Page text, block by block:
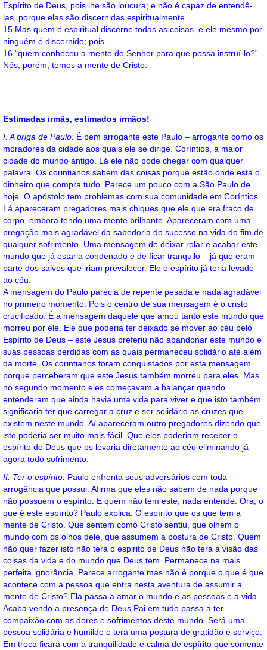
Espírito de Deus, pois lhe são loucura; e não é capaz de entendê-
las, porque elas são discernidas espiritualmente.
15 Mas quem é espiritual discerne todas as coisas, e ele mesmo por
ninguém é discernido; pois
16 “quem conheceu a mente do Senhor para que possa instruí-lo?”
Nós, porém, temos a mente de Cristo.
Estimadas irmãs, estimados irmãos!
I. A briga de Paulo: É bem arrogante este Paulo – arrogante como os
moradores da cidade aos quais ele se dirige. Coríntios, a maior
cidade do mundo antigo. Lá ele não pode chegar com qualquer
palavra. Os corintianos sabem das coisas porque estão onde está o
dinheiro que compra tudo. Parece um pouco com a São Paulo de
hoje. O apóstolo tem problemas com sua comunidade em Coríntios.
Lá apareceram pregadores mais chiques que ele que era fraco de
corpo, embora tendo uma mente brilhante. Apareceram com uma
pregação mais agradável da sabedoria do sucesso na vida do fim de
qualquer sofrimento. Uma mensagem de deixar rolar e acabar este
mundo que já estaria condenado e de ficar tranquilo – já que eram
parte dos salvos que iriam prevalecer. Ele o espírito já teria levado
ao céu.
A mensagem do Paulo parecia de repente pesada e nada agradável
no primeiro momento. Pois o centro de sua mensagem é o cristo
crucificado. É a mensagem daquele que amou tanto este mundo que
morreu por ele. Ele que poderia ter deixado se mover ao céu pelo
Espírito de Deus – este Jesus preferiu não abandonar este mundo e
suas pessoas perdidas com as quais permaneceu solidário até além
da morte. Os corintianos foram conquistados por esta mensagem
porque perceberam que este Jesus também morreu para eles. Mas
no segundo momento eles começavam a balançar quando
entenderam que ainda havia uma vida para viver e que isto também
significaria ter que carregar a cruz e ser solidário as cruzes que
existem neste mundo. Aí apareceram outro pregadores dizendo que
isto poderia ser muito mais fácil. Que eles poderiam receber o
espírito de Deus que os levaria diretamente ao céu eliminando já
agora todo sofrimento.
II. Ter o espírito: Paulo enfrenta seus adversários com toda
arrogância que possui. Afirma que eles não sabem de nada porque
não possuem o espírito. E quem não tem este, nada entende. Ora, o
que é este espírito? Paulo explica: O espírito que os que tem a
mente de Cristo. Que sentem como Cristo sentiu, que olhem o
mundo com os olhos dele, que assumem a postura de Cristo. Quem
não quer fazer isto não terá o espirito de Deus não terá a visão das
coisas da vida e do mundo que Deus tem. Permanece na mais
perfeita ignorância. Parece arrogante mas não é porque o que é que
acontece com a pessoa que entra nesta aventura de assumir a
mente de Cristo? Ela passa a amar o mundo e as pessoas e a vida.
Acaba vendo a presença de Deus Pai em tudo passa a ter
compaixão com as dores e sofrimentos deste mundo. Será uma
pessoa solidária e humilde e terá uma postura de gratidão e serviço.
Em troca ficará com a tranquilidade e calma de espírito que somente